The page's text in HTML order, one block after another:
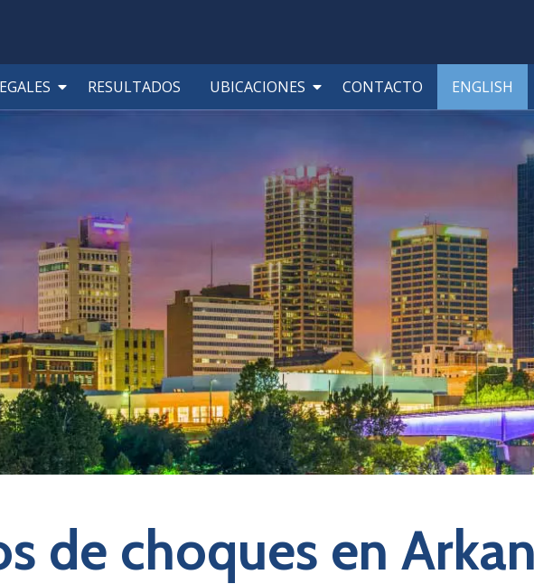
RESULTADOS UBICACIONES CONTACTO ENGLISH
de choques en